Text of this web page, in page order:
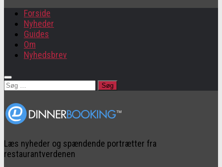
Forside
Nyheder
Guides
Om
Nyhedsbrev
Søg
Læs nyheder og spændende portrætter fra
restaurantverdenen